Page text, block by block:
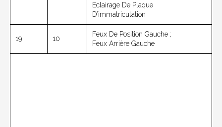
Eclairage De Plaque
D’immatriculation
19 10
Feux De Position Gauche ;
Feux Arrière Gauche